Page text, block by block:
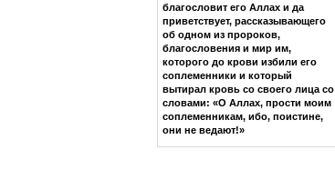
благословит его Аллах и да
приветствует, рассказывающего
об одном из пророков,
благословения и мир им,
которого до крови избили его
соплеменники и который
вытирал кровь со своего лица со
словами: «О Аллах, прости моим
соплеменникам, ибо, поистине,
они не ведают!»